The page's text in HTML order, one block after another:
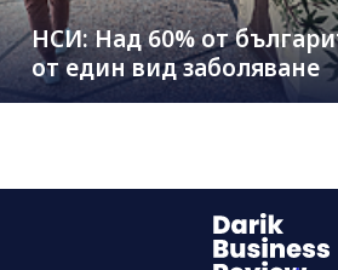
НСИ: Над 60% от
от един вид заболяване